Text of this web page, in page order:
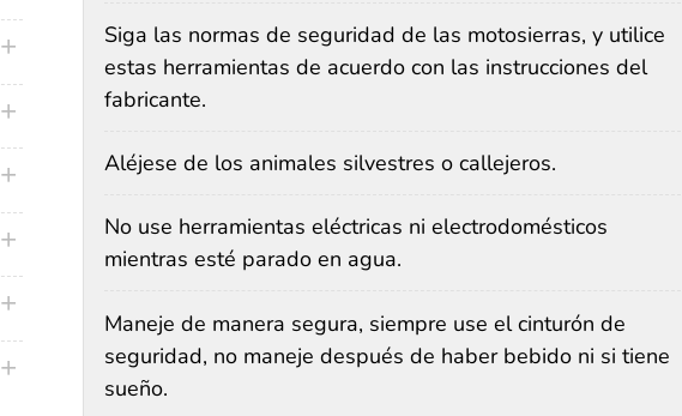
Siga las normas de seguridad de las motosierras, y utilice
estas herramientas de acuerdo con las instrucciones del
fabricante.
Aléjese de los animales silvestres o callejeros.
No use herramientas eléctricas ni electrodomésticos
mientras esté parado en agua.
Maneje de manera segura, siempre use el cinturón de
seguridad, no maneje después de haber bebido ni si tiene
sueño.
plus icon
plus icon
plus icon
plus icon
plus icon
plus icon